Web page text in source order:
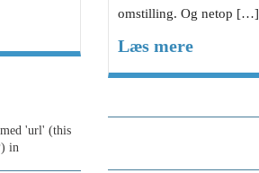
omstilling. Og netop […]
Læs mere
'url' (this
in